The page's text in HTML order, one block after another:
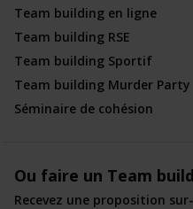
Team building en ligne
Team building RSE
Team building Sportif
Team building Murder Party
Séminaire de cohésion
Ou faire un Team
Recevez une proposition